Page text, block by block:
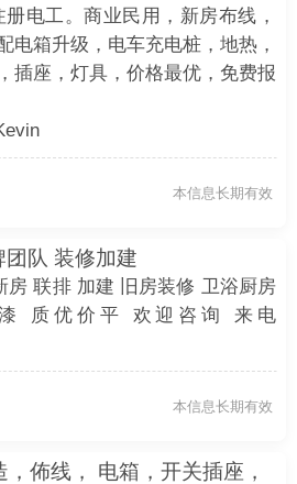
电工。商业民用，新房布线，
电箱升级，电车充电桩，地热，
插座，灯具，价格最优，免费报
本信息长期有效
团队 装修加建
房 联排 加建 旧房装修 卫浴厨房
质优价平 欢迎咨询 来电
本信息长期有效
佈线， 电箱，开关插座，